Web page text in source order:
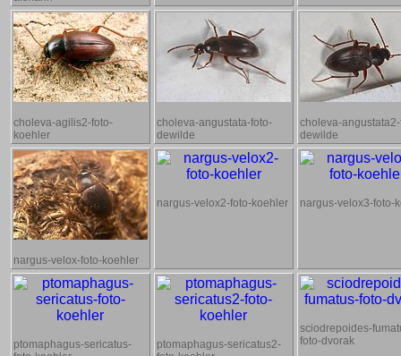
choleva-agilis2-foto-
koehler
choleva-angustata-foto-
dewilde
choleva-
dewilde
nargus-velox-foto-koehler
nargus-velox2-foto-koehler nargus-velox3-foto-
ptomaphagus-sericatus-
ptomaphagus-sericatus2-
sciodrepoides-
foto-dvorak